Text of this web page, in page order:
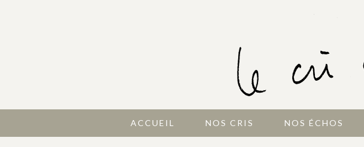
ACCUEIL NOS CRIS NOS ÉCHOS